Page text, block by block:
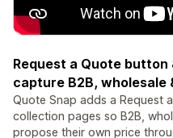
Request a Quote
capture B2B, wholesale
Quote Snap adds a Request
collection pages so B2B,
propose their own price